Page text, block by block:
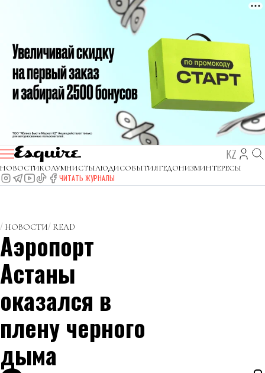
KZ
НОВОСТИКОЛУМНИСТЫЛЮДИСОБЫТИЯГЕДОНИЗМИНТЕРЕСЫ
ЧИТАТЬ ЖУРНАЛЫ
НОВОСТИ READ
Аэропорт
Астаны
оказался в
плену черного
дыма